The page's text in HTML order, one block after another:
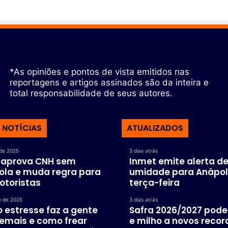
*As opiniões e pontos de vista emitidos nas
reportagens e artigos assinados são da inteira e
total responsabilidade de seus autores.
2025
CNH sem
e muda regra para
de 2025
estresse faz a gente
e como frear
ATUALIZADOS
3 dias atrás
Inmet emite alerta
umidade para
terça-feira
3 dias atrás
Safra 2026/2027
e milho a novos